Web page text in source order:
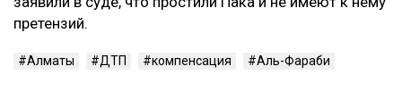
претензий.
Алматы ДТП компенсация Аль-Фараби